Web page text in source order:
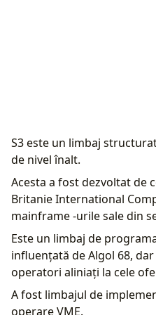
S3 este un limbaj
de nivel înalt.
Acesta a fost dezvoltat de
Britanie International
mainframe -urile sale din
Este un limbaj de
influențată de Algol 68,
operatori aliniați la cele
A fost limbajul de
operare VME.